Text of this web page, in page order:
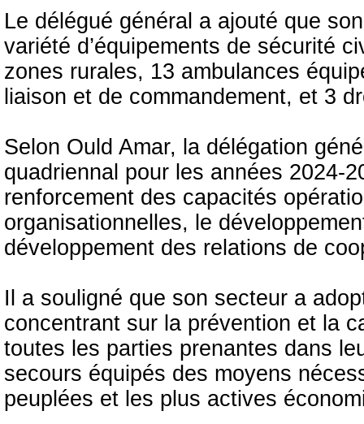
Le délégué général a ajouté que
variété d’équipements de sécurité
zones rurales, 13 ambulances
liaison et de commandement, et 3
Selon Ould Amar, la délégation
quadriennal pour les années 2024-
renforcement des capacités
organisationnelles, le
développement des relations de
Il a souligné que son secteur a
concentrant sur la prévention et la
toutes les parties prenantes dans
secours équipés des moyens
peuplées et les plus actives